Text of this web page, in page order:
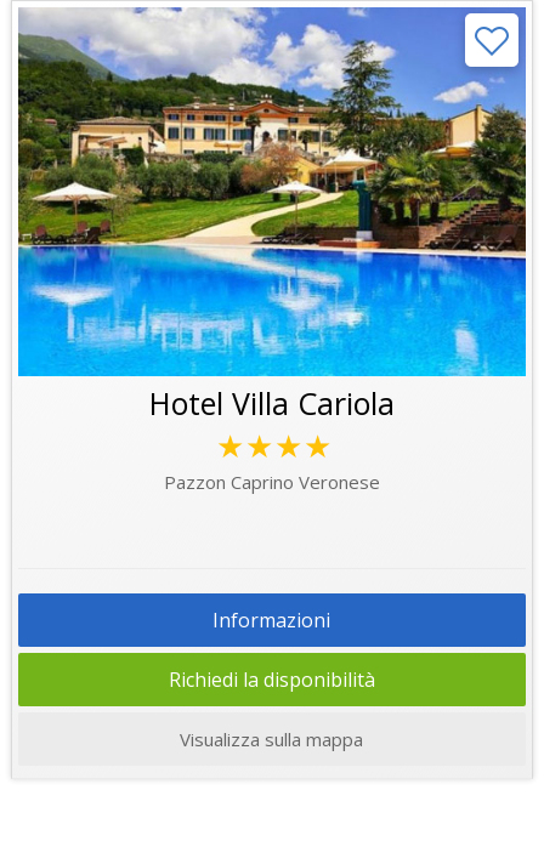
Hotel Villa Cariola
★★★★
Pazzon Caprino Veronese
Informazioni
Richiedi la disponibilità
Visualizza sulla mappa